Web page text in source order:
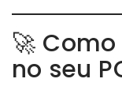
🚀
no seu